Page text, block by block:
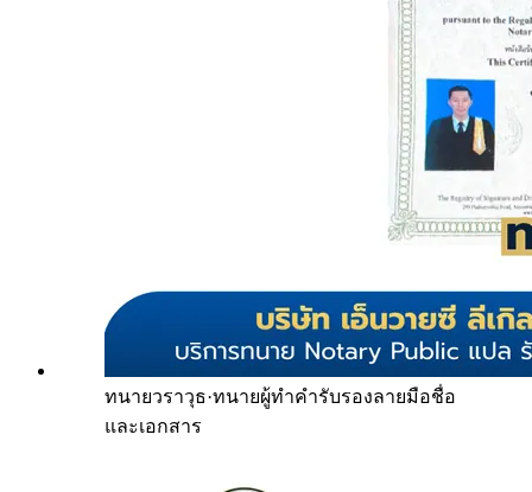
ทนายวราวุธ·ทนายผู้ทำคำรับรองลายมือชื่อ
และเอกสาร